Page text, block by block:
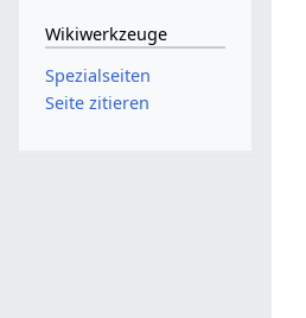
Wikiwerkzeuge
Spezialseiten
Seite zitieren